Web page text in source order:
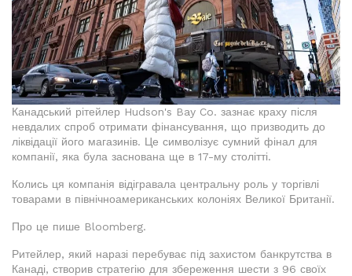
Канадський рітейлер Hudson's Bay Co. зазнає краху після
невдалих спроб отримати фінансування, що призводить до
ліквідації його магазинів. Це символізує сумний фінал для
компанії, яка була заснована ще в 17-му столітті.
Колись ця компанія відігравала центральну роль у торгівлі
товарами в північноамериканських колоніях Великої Британії.
Про це пише Bloomberg.
Ритейлер, який наразі перебуває під захистом банкрутства в
Канаді, створив стратегію для збереження шести з 96 своїх